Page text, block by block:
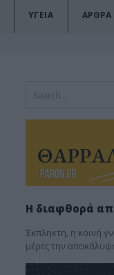
ΥΓΕΙΑ ΑΡΘΡΑ
Η διαφθορά
Έκπληκτη, η κοινή
μέρες την